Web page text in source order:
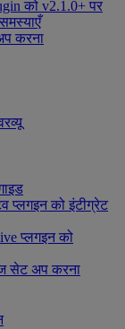
को v2.1.0+ पर
करना
प्लगइन को इंटीग्रेट
प्लगइन को
सेट अप करना